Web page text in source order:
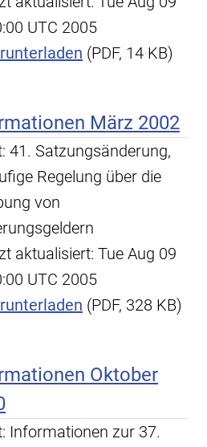
UTC 2005
(PDF, 14 KB)
März 2002
41. Satzungsänderung,
Regelung über die
von
aktualisiert: Tue Aug 09
UTC 2005
(PDF, 328 KB)
Oktober
Informationen zur 37.